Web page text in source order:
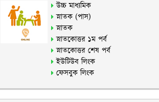
উচ্চ মাধ্যমিক
স্নাতক (পাস)
স্নাতক
স্নাতকোত্তর ১ম পর্ব
স্নাতকোত্তর শেষ পর্ব
ইউটিউব লিংক
ফেসবুক লিংক